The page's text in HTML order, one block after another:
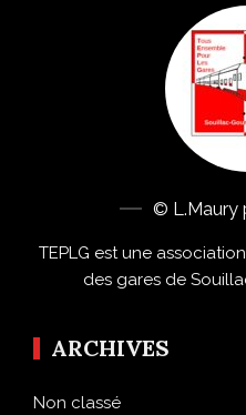
© L.Maury
TEPLG est une
des gares de
ARCHIVES
Non classé